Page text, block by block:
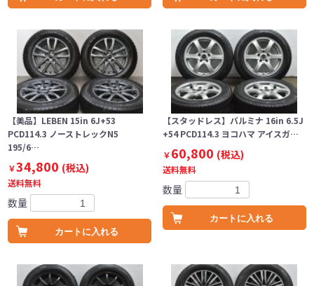
【美品】LEBEN 15in 6J+53
PCD114.3 ノーストレックN5
195/6…
￥34,800 (税込)
送料無料
数量
カートに入れる
【スタッドレス】バルミナ 16in 6.5J
+54 PCD114.3 ヨコハマ アイスガ…
￥60,800 (税込)
送料無料
数量
カートに入れる